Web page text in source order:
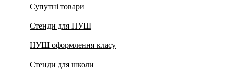
Супутні товари
Стенди для НУШ
НУШ оформлення класу
Стенди для школи